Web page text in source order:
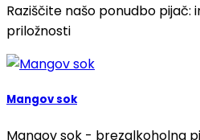
Raziščite našo ponudbo pijač:
priložnosti
Mangov sok
Mangov sok - brezalkoholna